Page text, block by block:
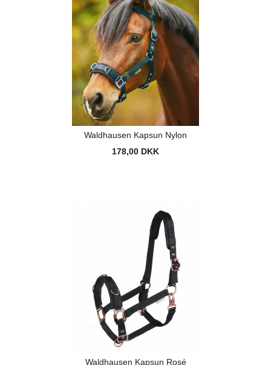
Waldhausen Kapsun Nylon
178,00 DKK
Waldhausen Kapsun Rosé